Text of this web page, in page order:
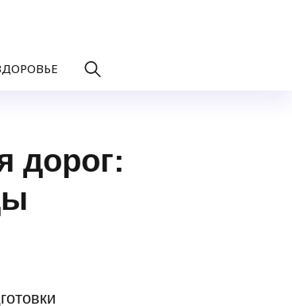
дорог: